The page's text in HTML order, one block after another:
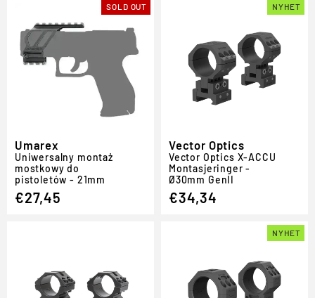
SOLD OUT
Umarex
Uniwersalny montaż
mostkowy do
pistoletów - 21mm
€27,45
NYHET
Vector Optics
Vector Optics X-ACCU
Montasjeringer -
Ø30mm GenII
€34,34
NYHET